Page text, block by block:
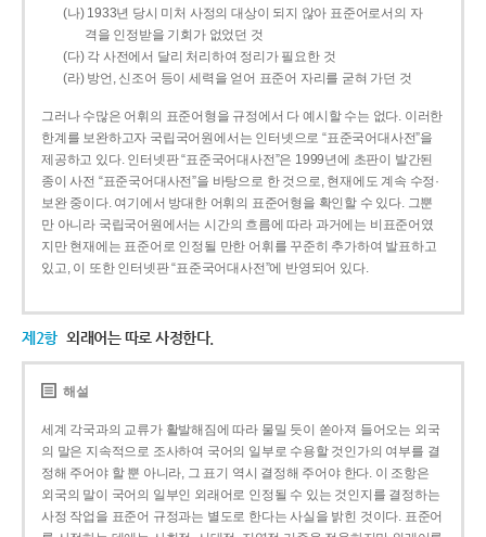
(나) 1933년 당시 미처 사정의 대상이 되지 않아 표준어로서의 자
격을 인정받을 기회가 없었던 것
(다) 각 사전에서 달리 처리하여 정리가 필요한 것
(라) 방언, 신조어 등이 세력을 얻어 표준어 자리를 굳혀 가던 것
그러나 수많은 어휘의 표준어형을 규정에서 다 예시할 수는 없다. 이러한
한계를 보완하고자 국립국어원에서는 인터넷으로 “표준국어대사전”을
제공하고 있다. 인터넷판 “표준국어대사전”은 1999년에 초판이 발간된
종이 사전 “표준국어대사전”을 바탕으로 한 것으로, 현재에도 계속 수정·
보완 중이다. 여기에서 방대한 어휘의 표준어형을 확인할 수 있다. 그뿐
만 아니라 국립국어원에서는 시간의 흐름에 따라 과거에는 비표준어였
지만 현재에는 표준어로 인정될 만한 어휘를 꾸준히 추가하여 발표하고
있고, 이 또한 인터넷판 “표준국어대사전”에 반영되어 있다.
제2항 외래어는 따로 사정한다.
해설
세계 각국과의 교류가 활발해짐에 따라 물밀 듯이 쏟아져 들어오는 외국
의 말은 지속적으로 조사하여 국어의 일부로 수용할 것인가의 여부를 결
정해 주어야 할 뿐 아니라, 그 표기 역시 결정해 주어야 한다. 이 조항은
외국의 말이 국어의 일부인 외래어로 인정될 수 있는 것인지를 결정하는
사정 작업을 표준어 규정과는 별도로 한다는 사실을 밝힌 것이다. 표준어